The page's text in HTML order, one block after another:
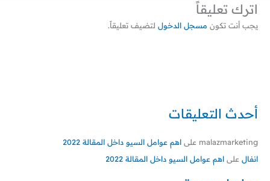
أحدث التعليقات
malazmarketing على اهم عوامل السيو داخل المقالة 2022
انفال على اهم عوامل السيو داخل المقالة 2022
اترك تعليقاً
يجب أنت تكون مسجل الدخول لتضيف تعليقاً.